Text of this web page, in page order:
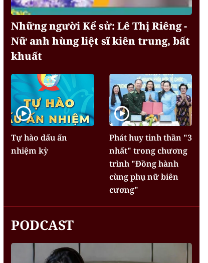
Những người Kể sử: Lê Thị Riêng -
Nữ anh hùng liệt sĩ kiên trung, bất
khuất
Tự hào dấu ấn
nhiệm kỳ
Phát huy tinh thần "3
nhất" trong chương
trình "Đồng hành
cùng phụ nữ biên
cương"
PODCAST